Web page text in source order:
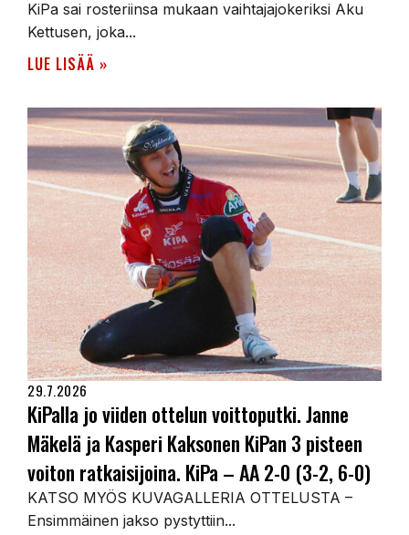
KiPa sai rosteriinsa mukaan vaihtajajokeriksi Aku
Kettusen, joka...
LUE LISÄÄ »
29.7.2026
KiPalla jo viiden ottelun voittoputki. Janne
Mäkelä ja Kasperi Kaksonen KiPan 3 pisteen
voiton ratkaisijoina. KiPa – AA 2-0 (3-2, 6-0)
KATSO MYÖS KUVAGALLERIA OTTELUSTA –
Ensimmäinen jakso pystyttiin...